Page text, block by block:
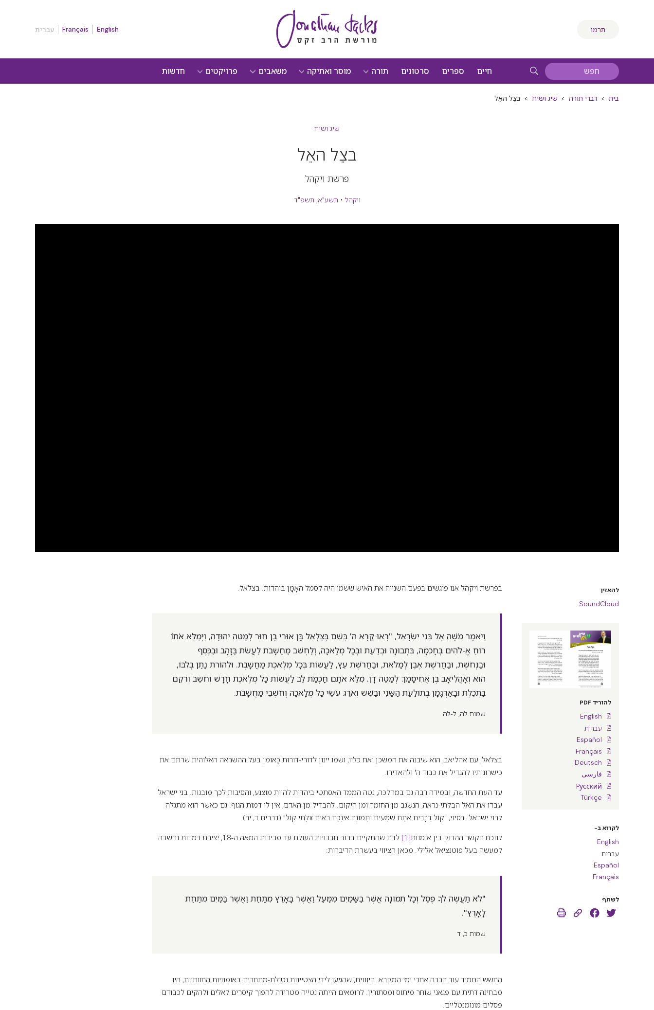
תרמו English
Français עברית
חיים ספרים סרטונים תורה מוסר ואתיקה משאבים פרויקטים חדשות
בית > דברי תורה > שיג ושיח > בצֵל האֵל
שיג ושיח
בצֵל האֵל
פרשת ויקהל
ויקהל • תשע"א, תשפ"ד
להאזין
SoundCloud
להוריד PDF
English
עברית
Español
Français
Deutsch
فارسی
Pусский
Türkçe
לקרוא ב-
English
עברית
Español
Français
לשתף
בפרשת ויקהל אנו פוגשים בפעם השנייה את האיש ששמו היה לסמל האָמָָָּן ביהדות: בצלאל.
וַיֹּאמֶר מֹשֶׁה אֶל בְּנֵי יִשְׂרָאֵל, "רְאוּ קָרָא ה' בְּשֵׁם בְּצַלְאֵל בֶּן אוּרִי בֶן חוּר לְמַטֵּה יְהוּדָה, וַיְמַלֵּא אֹתוֹ
רוּחַ אֱ-לֹהִים בְּחָכְמָה, בִּתְבוּנָה וּבְדַעַת וּבְכָל מְלָאכָה, וְלַחְשֹׁב מַחַשָׁבֹת לַעֲשֹׂת בַּזָּהָב וּבַכֶּסֶף
וּבַנְּחֹשֶׁת, וּבַחֲרֹשֶׁת אֶבֶן לְמַלֹּאת, וּבַחֲרֹשֶׁת עֵץ, לַעֲשׂוֹת בְּכָל מְלֶאכֶת מַחֲשָׁבֶת. וּלְהוֹרֹת נָתַן בְּלִבּוֹ,
הוּא וְאָהֳלִיאָב בֶּן אֲחִיסָמָךְ לְמַטֵּה דָן. מִלֵּא אֹתָם חָכְמַת לֵב לַעֲשׂוֹת כָּל מְלֶאכֶת חָרָשׁ וְחֹשֵׁב וְרֹקֵם
בַּתְּכֵלֶת וּבָאַרְגָּמָן בְּתוֹלַעַת הַשָּׁנִי וּבַשֵּׁשׁ וְאֹרֵג עֹשֵׂי כָּל מְלָאכָה וְחֹשְׁבֵי מַחֲשָׁבֹת.
שמות לה, ל-לה
בצלאל, עם אהליאב, הוא שיבנה את המשכן ואת כליו, ושמו יינון לדורי-דורות כָּאומן בעל ההשראה האלוהית שרתם את
כישרונותיו להגדיל את כבוד ה' ולהאדירו.
עד העת החדשה, ובמידה רבה גם במהלכה, נטה הממד האסתטי ביהדות להיות מוצנע, והסיבות לכך מובנות. בני ישראל
עבדו את האל הבלתי-נראה, הנשגב מן החומר ומן היקום. להבדיל מן האדם, אין לו דמות הגוף. גם כאשר הוא מתגלה
לבני ישראל בסיני, "קוֹל דְּבָרִים אַתֶּם שֹׁמְעִים וּתְמוּנָה אֵינְכֶם רֹאִים זוּלָתִי קוֹל" (דברים ד, יב).
לנוכח הקשר ההדוק בין אומנות[1]
לדת שהתקיים ברוב תרבויות העולם עד סביבות המאה ה-18, יצירת דמויות נחשבה
למעשה בעל פוטנציאל אלילי. מכאן הציווי בעשרת הדיברות:
"לֹא תַעֲשֶׂה לְךָ פֶסֶל וְכָל תְּמוּנָה אֲשֶׁר בַּשָּׁמַיִם מִמַּעַל וַאֲשֶׁר בָּאָרֶץ מִתַָּחַת וַאֲשֶׁר בַּמַּיִם מִתַּחַת
לָאָרֶץ".
שמות כ, ד
החשש התמיד עוד הרבה אחרי ימי המקרא. היוונים, שהגיעו לידי הצטיינות נטולת-מתחרים באומנויות החזותיות, היו
מבחינה דתית עם פגאני שוחר מיתוס ומסתורין. לרומאים הייתה נטייה מטרידה להפוך קיסרים לאלים ולהקים לכבודם
פסלים מונומנטליים.